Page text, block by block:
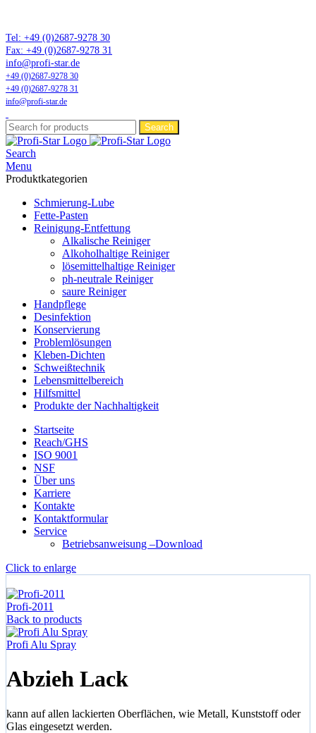
Tel: +49 (0)2687-9278 30
Fax: +49 (0)2687-9278 31
info@profi-star.de
+49 (0)2687-9278 30
+49 (0)2687-9278 31
info@profi-star.de
Search
Search
Menu
Produktkategorien
Schmierung-Lube
Fette-Pasten
Reinigung-Entfettung
Alkalische Reiniger
Alkoholhaltige Reiniger
lösemittelhaltige Reiniger
ph-neutrale Reiniger
saure Reiniger
Handpflege
Desinfektion
Konservierung
Problemlösungen
Kleben-Dichten
Schweißtechnik
Lebensmittelbereich
Hilfsmittel
Produkte der Nachhaltigkeit
Startseite
Reach/GHS
ISO 9001
NSF
Über uns
Karriere
Kontakte
Kontaktformular
Service
Betriebsanweisung –Download
Click to enlarge
Profi-2011
Back to products
Profi Alu Spray
Abzieh Lack
kann auf allen lackierten Oberflächen, wie Metall, Kunststoff oder
Glas eingesetzt werden.